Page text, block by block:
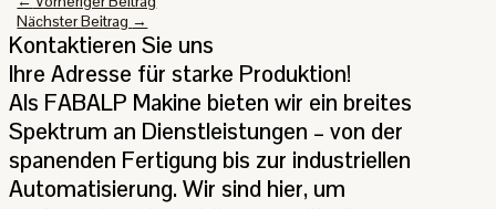
Nächster Beitrag →
Kontaktieren Sie uns
Ihre Adresse für starke Produktion!
Als FABALP Makine bieten wir ein breites
Spektrum an Dienstleistungen – von der
spanenden Fertigung bis zur industriellen
Automatisierung. Wir sind hier, um